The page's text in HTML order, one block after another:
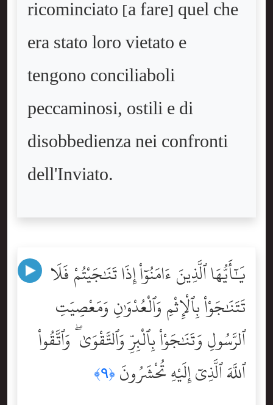
ricominciato [a fare] quel che
era stato loro vietato e
tengono conciliaboli
peccaminosi, ostili e di
disobbedienza nei confronti
dell'Inviato.
يَٰٓأَيُّهَا ٱلَّذِينَ ءَامَنُوٓاْ إِذَا تَنَٰجَيْتُمْ فَلَا
تَتَنَٰجَوْاْ بِٱلْإِثْمِ وَٱلْعُدْوَٰنِ وَمَعْصِيَتِ
ٱلرَّسُولِ وَتَنَٰجَوْاْ بِٱلْبِرِّ وَٱلتَّقْوَىٰ ۖ وَٱتَّقُواْ
ٱللَّهَ ٱلَّذِىٓ إِلَيْهِ تُحْشَرُونَ ﴿٩﴾